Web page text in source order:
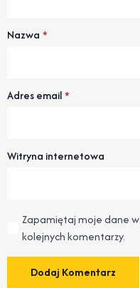
Nazwa *
Adres email*
Witryna internetowa
Zapamiętaj moje dane
kolejnych komentarzy.